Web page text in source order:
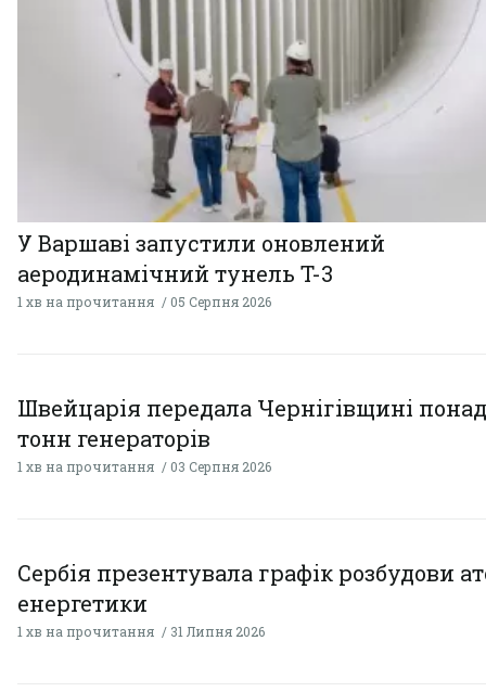
У Варшаві запустили оновлений
аеродинамічний тунель T-3
1 хв на прочитання 05 Серпня 2026
Швейцарія передала Чернігівщині
тонн генераторів
1 хв на прочитання 03 Серпня 2026
Сербія презентувала графік розбудови
енергетики
1 хв на прочитання 31 Липня 2026